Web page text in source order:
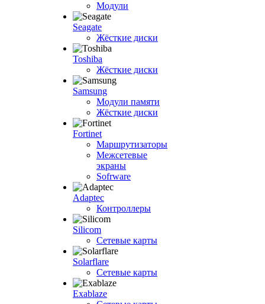
Модули
Seagate
Жёсткие диски
Toshiba
Жёсткие диски
Samsung
Модули памяти
Жёсткие диски
Fortinet
Маршрутизаторы
Межсетевые
экраны
Sofrware
Adaptec
Контроллеры
Silicom
Сетевые карты
Solarflare
Сетевые карты
Exablaze